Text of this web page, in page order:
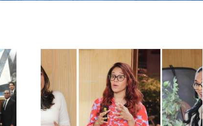
PagePagePagePagePage